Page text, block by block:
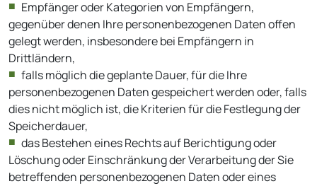
Empfänger oder Kategorien von Empfängern,
gegenüber denen Ihre personenbezogenen Daten offen
gelegt werden, insbesondere bei Empfängern in
Drittländern,
falls möglich die geplante Dauer, für die Ihre
personenbezogenen Daten gespeichert werden oder, falls
dies nicht möglich ist, die Kriterien für die Festlegung der
Speicherdauer,
das Bestehen eines Rechts auf Berichtigung oder
Löschung oder Einschränkung der Verarbeitung der Sie
betreffenden personenbezogenen Daten oder eines